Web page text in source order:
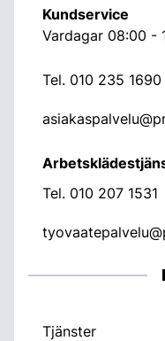
Kundservice
Vardagar 08:00 -
Tel. 010 235 1690
Tel. 010 207 1531
Tjänster